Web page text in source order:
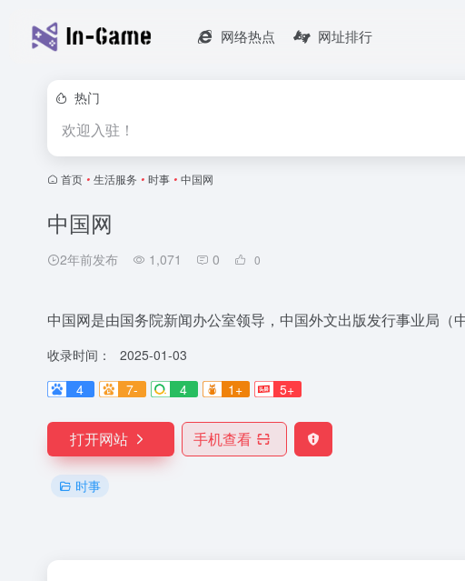
网络热点 网址排行
热门
欢迎入驻！
首页 • 生活服务 • 时事 • 中国网
中国网
2年前发布 1,071 0 0
中国网是由国务院新闻办公室领导，中国外文出版发行事业局（
收录时间：
2025-01-03
4
7- 4 1+ 5+
打开网站 手机查看
时事